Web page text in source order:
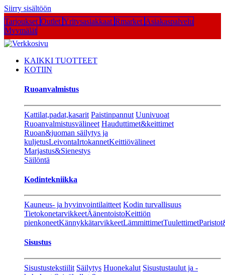
Siirry sisältöön
Tarjoukset Outlet Yritysasiakkaat Rmarket Asiakaspalvelu
Myymälät
KAIKKI TUOTTEET
KOTIIN
Ruoanvalmistus
Kattilat,padat,kasarit Paistinpannut Uunivuoat
Ruoanvalmistusvälineet Hauduttimet&keittimet
Ruoan&juoman säilytys ja
kuljetusLeivontaIrtokannetKeittiövälineet
Marjastus&Sienestys
Säilöntä
Kodintekniikka
Kauneus- ja hyvinvointilaitteet Kodin turvallisuus
TietokonetarvikkeetÄänentoistoKeittiön
pienkoneetKännykkätarvikkeetLämmittimetTuulettimet
Sisustus
Sisustustekstiilit Säilytys Huonekalut Sisustustaulut ja -